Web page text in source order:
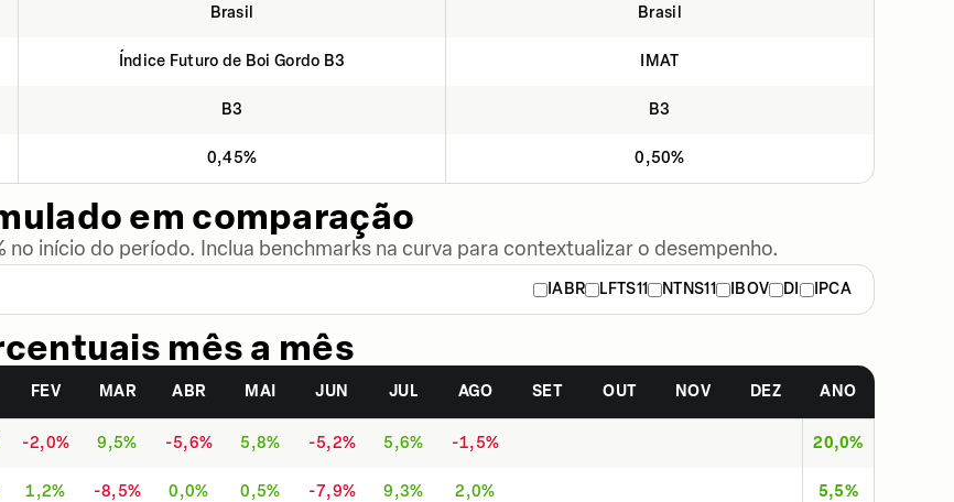
Brasil Brasil
Índice Futuro de Boi Gordo B3 IMAT
B3 B3
0,45%
0,50%
em comparação
no início do período. Inclua benchmarks na curva para contextualizar o desempenho.
IABR LFTS11 NTNS11 IBOV DI
IPCA
mês a mês
FEV MAR ABR MAI JUN JUL AGO SET OUT NOV DEZ ANO
-2,0% 9,5% -5,6% 5,8% -5,2% 5,6% -1,5% 20,0%
1,2% -8,5% 0,0% 0,5% -7,9% 9,3% 2,0% 5,5%